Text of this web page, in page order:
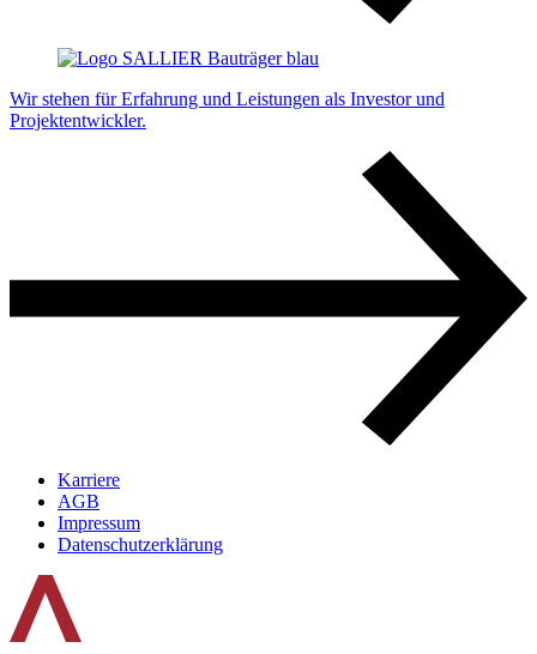
Wir stehen für Erfahrung und Leistungen als Investor und
Projektentwickler.
Karriere
AGB
Impressum
Datenschutz­erklärung